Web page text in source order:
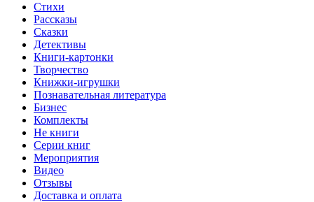
Стихи
Рассказы
Сказки
Детективы
Книги-картонки
Творчество
Книжки-игрушки
Познавательная литература
Бизнес
Комплекты
Не книги
Серии книг
Мероприятия
Видео
Отзывы
Доставка и оплата